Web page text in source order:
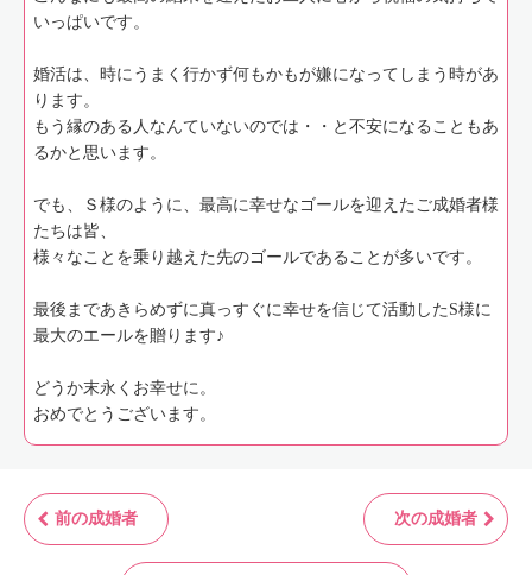
いっぱいです。
婚活は、時にうまく行かず何もかもが嫌になってしまう時があ
ります。
もう縁のある人なんていないのでは・・と不安になることもあ
るかと思います。
でも、Ｓ様のように、最高に幸せなゴールを迎えたご成婚者様
たちは皆、
様々なことを乗り越えた先のゴールであることが多いです。
最後まであきらめずに真っすぐに幸せを信じて活動したS様に
最大のエールを贈ります♪
どうか末永くお幸せに。
おめでとうございます。
前の成婚者 次の成婚者